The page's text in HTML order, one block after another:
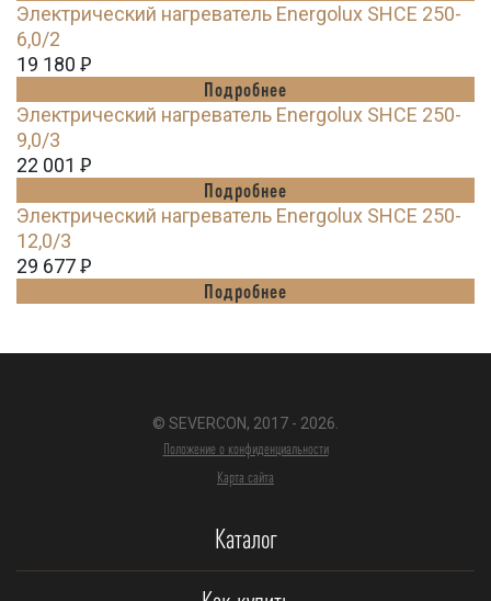
Электрический нагреватель Energolux SHCE 250-
6,0/2
19 180 Ꝑ
Подробнее
Электрический нагреватель Energolux SHCE 250-
9,0/3
22 001 Ꝑ
Подробнее
Электрический нагреватель Energolux SHCE 250-
12,0/3
29 677Ꝑ
Подробнее
© SEVERCON, 2017 - 2026.
Положение о конфиденциальности
Карта сайта
Каталог